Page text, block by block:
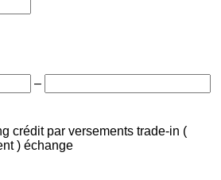
–
crédit par versements trade-in (
) échange